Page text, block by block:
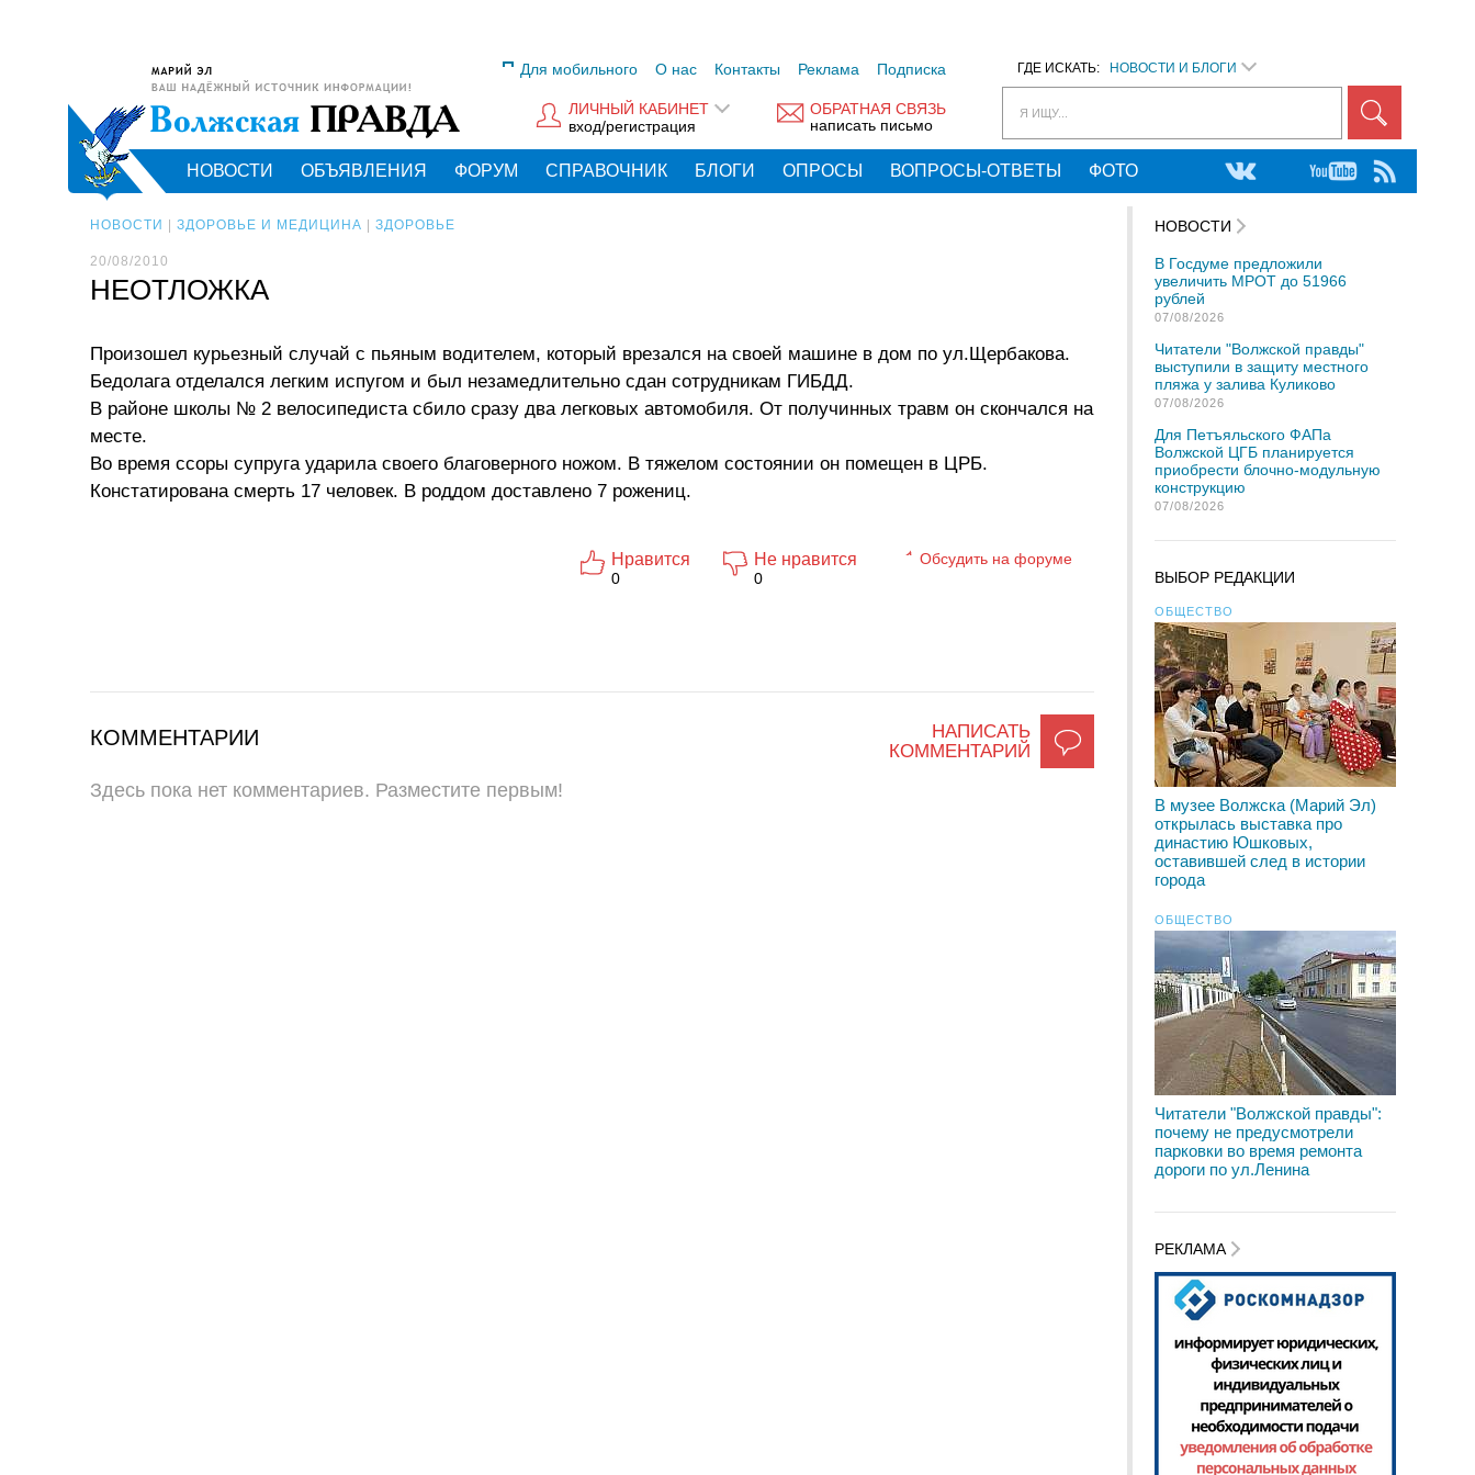
ГДЕ ИСКАТЬ: НОВОСТИ И БЛОГИ
Я ИЩУ...
Для мобильного О нас Контакты Реклама Подписка
ОБРАТНАЯ СВЯЗЬ
написать письмо
ЛИЧНЫЙ КАБИНЕТ
вход/регистрация
НОВОСТИ ОБЪЯВЛЕНИЯ ФОРУМ СПРАВОЧНИК БЛОГИ ОПРОСЫ ВОПРОСЫ-ОТВЕТЫ ФОТО
НОВОСТИ ЗДОРОВЬЕ И МЕДИЦИНА ЗДОРОВЬЕ
20/08/2010
НЕОТЛОЖКА
Произошел курьезный случай с пьяным водителем, который врезался на своей машине в дом по ул.Щербакова.
Бедолага отделался легким испугом и был незамедлительно сдан сотрудникам ГИБДД.
В районе школы № 2 велосипедиста сбило сразу два легковых автомобиля. От получинных травм он скончался на
месте.
Во время ссоры супруга ударила своего благоверного ножом. В тяжелом состоянии он помещен в ЦРБ.
Констатирована смерть 17 человек. В роддом доставлено 7 рожениц.
Нравится
0
Не нравится
0
Обсудить на форуме
НАПИСАТЬ
КОММЕНТАРИЙ
КОММЕНТАРИИ
Здесь пока нет комментариев. Разместите первым!
НОВОСТИ
В Госдуме предложили
увеличить МРОТ до 51966
рублей
07/08/2026
Читатели "Волжской правды"
выступили в защиту местного
пляжа у залива Куликово
07/08/2026
Для Петъяльского ФАПа
Волжской ЦГБ планируется
приобрести блочно-модульную
конструкцию
07/08/2026
ВЫБОР РЕДАКЦИИ
ОБЩЕСТВО
В музее Волжска (Марий Эл)
открылась выставка про
династию Юшковых,
оставившей след в истории
города
ОБЩЕСТВО
Читатели "Волжской правды":
почему не предусмотрели
парковки во время ремонта
дороги по ул.Ленина
РЕКЛАМА